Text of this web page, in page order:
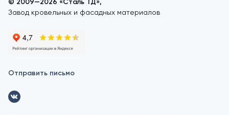
© 2009—2026 «Сталь ТД»,
Завод кровельных и фасадных материалов
Отправить письмо